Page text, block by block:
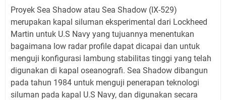
Proyek Sea Shadow atau Sea Shadow (IX-529)
merupakan kapal siluman eksperimental dari Lockheed
Martin untuk U.S Navy yang tujuannya menentukan
bagaimana low radar profile dapat dicapai dan untuk
menguji konfigurasi lambung stabilitas tinggi yang telah
digunakan di kapal oseanografi. Sea Shadow dibangun
pada tahun 1984 untuk menguji penerapan teknologi
siluman pada kapal U.S Navy, dan digunakan secara